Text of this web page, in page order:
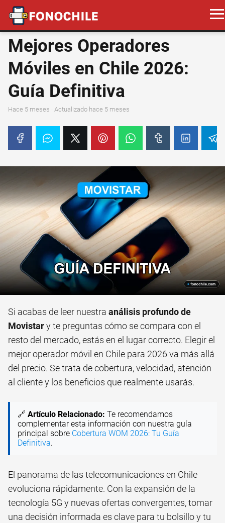
Mejores Operadores
Móviles en Chile 2026:
Guía Definitiva
hace 5 meses · Actualizado hace 5 meses
Si acabas de leer nuestra análisis profundo de
Movistary te preguntas cómo se compara con el
resto del mercado, estás en el lugar correcto. Elegir el
mejor operador móvil en Chile para 2026 va más allá
del precio. Se trata de cobertura, velocidad, atención
al cliente y los beneficios que realmente usarás.
🔗 Artículo Relacionado: Te recomendamos
complementar esta información con nuestra guía
principal sobre Cobertura WOM 2026: Tu Guía
Definitiva.
El panorama de las telecomunicaciones en Chile
evoluciona rápidamente. Con la expansión de la
tecnología 5G y nuevas ofertas convergentes, tomar
una decisión informada es clave para tu bolsillo y tu